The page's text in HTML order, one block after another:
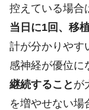
控えている場合
当日に1回、移
計が分かりやす
感神経が優位に
継続すること が
を増やせない場